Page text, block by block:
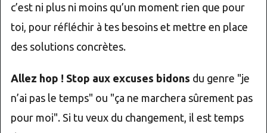
c’est ni plus ni moins qu’un moment rien que pour
toi, pour réfléchir à tes besoins et mettre en place
des solutions concrètes.
Allez hop ! Stop aux excuses bidons du genre "je
n’ai pas le temps" ou "ça ne marchera sûrement pas
pour moi". Si tu veux du changement, il est temps